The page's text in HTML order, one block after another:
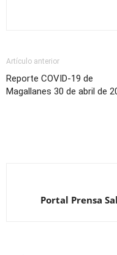
Artículo anterior
Reporte COVID-19 de
Magallanes 30 de abril de
Portal Prensa